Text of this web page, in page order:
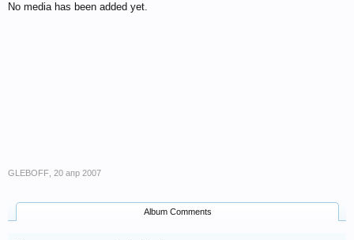
No media has been added yet.
GLEBOFF 20 апр 2007
Album Comments